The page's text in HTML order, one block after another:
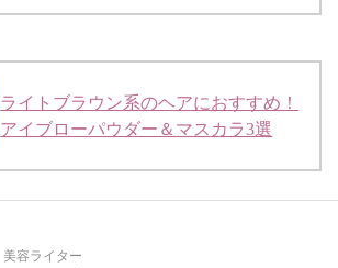
ライトブラウン系のヘアにおすすめ！
アイブローパウダー＆マスカラ3選
美容ライター